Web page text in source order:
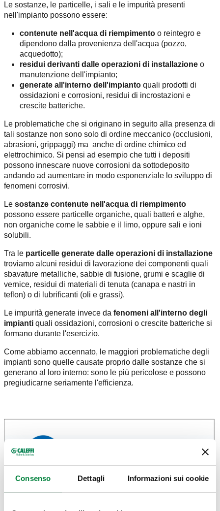
Consenso Dettagli Informazioni sui cookie
Le sostanze, le particelle, i sali e le impurità presenti
nell'impianto possono essere:
contenute nell'acqua di riempimento o reintegro e
dipendono dalla provenienza dell'acqua (pozzo,
acquedotto);
residui derivanti dalle operazioni di installazione o
manutenzione dell'impianto;
generate all'interno dell'impianto quali prodotti di
ossidazioni e corrosioni, residui di incrostazioni e
crescite batteriche.
Le problematiche che si originano in seguito alla presenza di
tali sostanze non sono solo di ordine meccanico (occlusioni,
abrasioni, grippaggi) ma anche di ordine chimico ed
elettrochimico. Si pensi ad esempio che tutti i depositi
possono innescare nuove corrosioni da sottodeposito
andando ad aumentare in modo esponenziale lo sviluppo di
fenomeni corrosivi.
Le sostanze contenute nell'acqua di riempimento
possono essere particelle organiche, quali batteri e alghe,
non organiche come le sabbie e il limo, oppure sali e ioni
solubili.
Tra le particelle generate dalle operazioni di installazione
troviamo alcuni residui di lavorazione dei componenti quali
sbavature metalliche, sabbie di fusione, grumi e scaglie di
vernice, residui di materiali di tenuta (canapa e nastri in
teflon) o di lubrificanti (oli e grassi).
Le impurità generate invece da fenomeni all'interno degli
impianti quali ossidazioni, corrosioni o crescite batteriche si
formano durante l'esercizio.
Come abbiamo accennato, le maggiori problematiche degli
impianti sono quelle causate proprio dalle sostanze che si
generano al loro interno: sono le più pericolose e possono
pregiudicarne seriamente l'efficienza.